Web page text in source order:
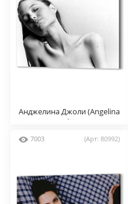
Анджелина Джоли (Angelina
Jolie)
7003 (Арт: 80992)